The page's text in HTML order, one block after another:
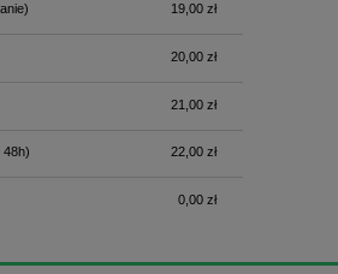
19,00 zł
20,00 zł
21,00 zł
22,00 zł
0,00 zł